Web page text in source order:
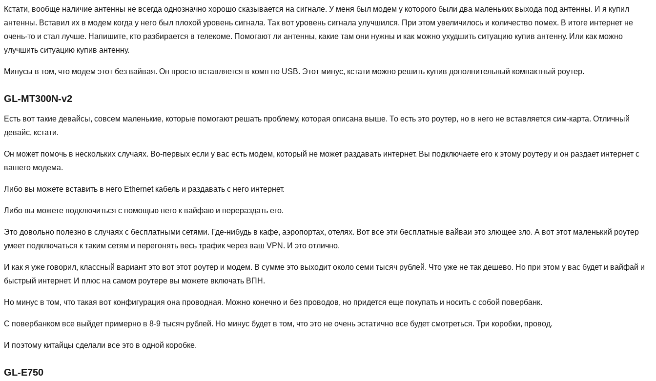
Кстати, вообще наличие антенны не всегда однозначно хорошо сказывается на сигнале. У меня был модем у которого были два маленьких выхода под антенны. И я купил
антенны. Вставил их в модем когда у него был плохой уровень сигнала. Так вот уровень сигнала улучшился. При этом увеличилось и количество помех. В итоге интернет не
очень-то и стал лучше. Напишите, кто разбирается в телекоме. Помогают ли антенны, какие там они нужны и как можно ухудшить ситуацию купив антенну. Или как можно
улучшить ситуацию купив антенну.
Минусы в том, что модем этот без вайвая. Он просто вставляется в комп по USB. Этот минус, кстати можно решить купив дополнительный компактный роутер.
GL-MT300N-v2
Есть вот такие девайсы, совсем маленькие, которые помогают решать проблему, которая описана выше. То есть это роутер, но в него не вставляется сим-карта. Отличный
девайс, кстати.
Он может помочь в нескольких случаях. Во-первых если у вас есть модем, который не может раздавать интернет. Вы подключаете его к этому роутеру и он раздает интернет с
вашего модема.
Либо вы можете вставить в него Ethernet кабель и раздавать с него интернет.
Либо вы можете подключиться с помощью него к вайфаю и перераздать его.
Это довольно полезно в случаях с бесплатными сетями. Где-нибудь в кафе, аэропортах, отелях. Вот все эти бесплатные вайваи это злющее зло. А вот этот маленький роутер
умеет подключаться к таким сетям и перегонять весь трафик через ваш VPN. И это отлично.
И как я уже говорил, классный вариант это вот этот роутер и модем. В сумме это выходит около семи тысяч рублей. Что уже не так дешево. Но при этом у вас будет и вайфай и
быстрый интернет. И плюс на самом роутере вы можете включать ВПН.
Но минус в том, что такая вот конфигурация она проводная. Можно конечно и без проводов, но придется еще покупать и носить с собой повербанк.
С повербанком все выйдет примерно в 8-9 тысяч рублей. Но минус будет в том, что это не очень эстатично все будет смотреться. Три коробки, провод.
И поэтому китайцы сделали все это в одной коробке.
GL-E750